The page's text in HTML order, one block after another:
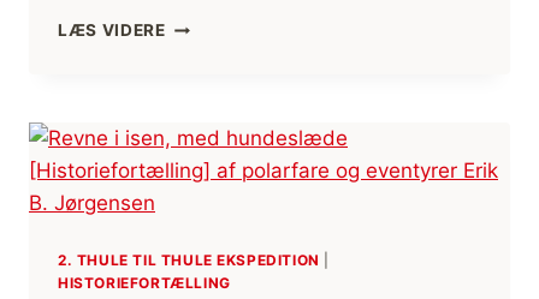
LÆS VIDEREPOLARULVENE
TÅGEN,
2.
THULE
EKSPEDITION
2. THULE TIL THULE EKSPEDITION
HISTORIEFORTÆLLING